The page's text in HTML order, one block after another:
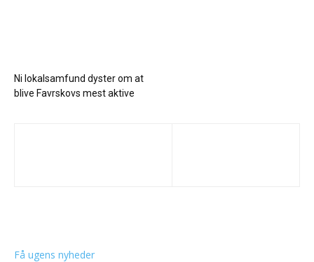
Ni lokalsamfund dyster om at
blive Favrskovs mest aktive
Få ugens nyheder